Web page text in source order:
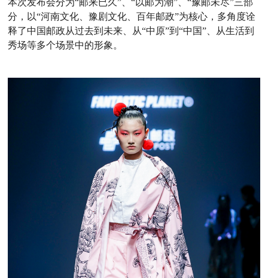
本次发布会分为“邮来已久”、“以邮为潮”、“豫邮未尽”三部
分，以“河南文化、豫剧文化、百年邮政”为核心，多角度诠
释了中国邮政从过去到未来、从“中原”到“中国”、从生活到
秀场等多个场景中的形象。